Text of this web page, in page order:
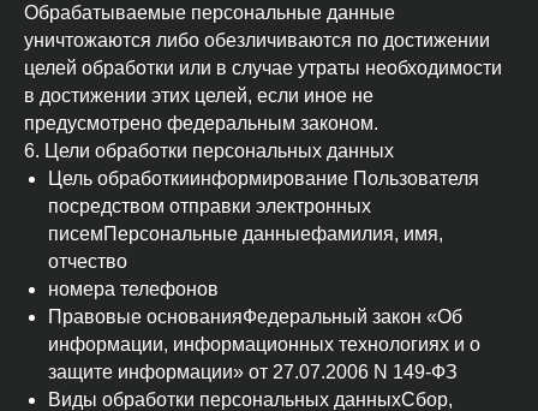
Обрабатываемые персональные данные
уничтожаются либо обезличиваются по достижении
целей обработки или в случае утраты необходимости
в достижении этих целей, если иное не
предусмотрено федеральным законом.
6. Цели обработки персональных данных
Цель обработкиинформирование Пользователя
посредством отправки электронных
писемПерсональные данныефамилия, имя,
отчество
номера телефонов
Правовые основанияФедеральный закон «Об
информации, информационных технологиях и о
защите информации» от 27.07.2006 N 149-ФЗ
Виды обработки персональных данныхСбор,